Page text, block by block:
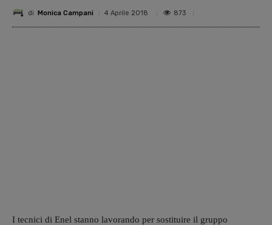
di Monica Campani 4 Aprile 2018 873
I tecnici di Enel stanno lavorando per sostituire il gruppo